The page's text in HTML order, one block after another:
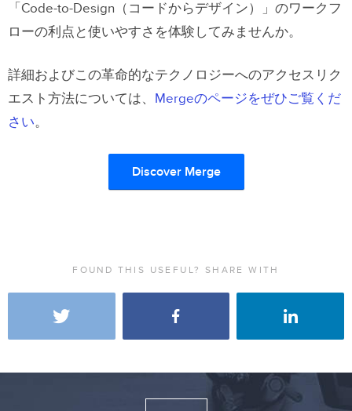
「Code-to-Design（コードからデザイン）」のワークフ
ローの利点と使いやすさを体験してみませんか。
詳細およびこの革命的なテクノロジーへのアクセスリク
エスト方法については、 Mergeのページをぜひご覧くだ
さい。
Discover Merge
FOUND THIS USEFUL? SHARE WITH